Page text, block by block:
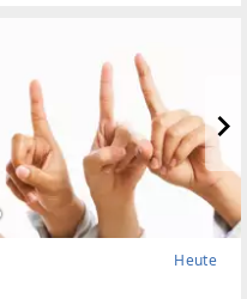
Heute